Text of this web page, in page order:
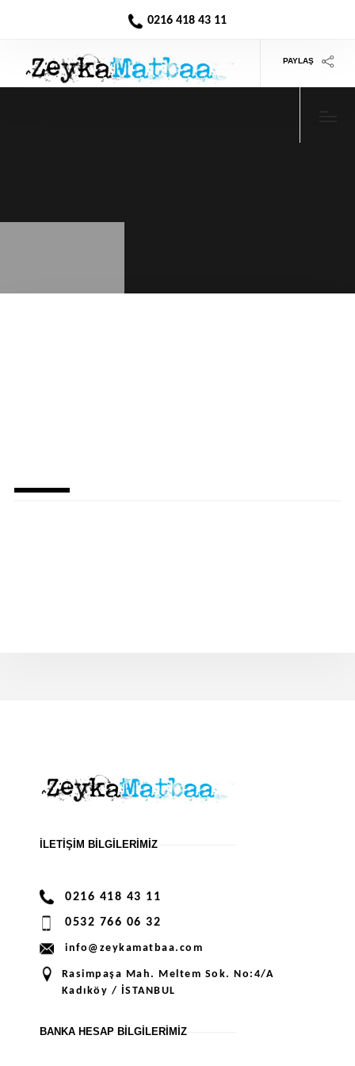
0216 418 43 11
PAYLAŞ
İLETIŞIM BILGILERIMIZ
0216 418 43 11
0532 766 06 32
info@zeykamatbaa.com
Rasimpaşa Mah. Meltem Sok. No:4/A
Kadıköy / İSTANBUL
BANKA HESAP BILGILERIMIZ